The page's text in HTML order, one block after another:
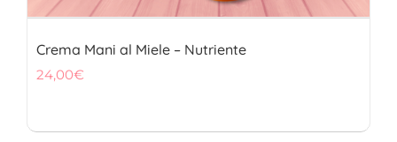
Crema Mani al Miele – Nutriente
24,00€